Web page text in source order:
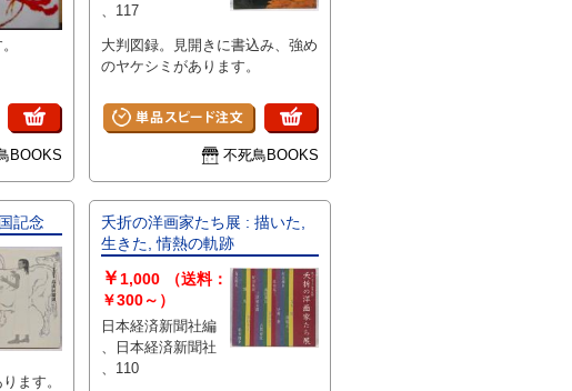
BOOKS
、117
大判図録。見開きに書込み、強め
のヤケシミがあります。
不死鳥BOOKS
記念
ます。
夭折の洋画家たち展 : 描いた,
生きた, 情熱の軌跡
￥ 1,000
（送料：
￥300～）
日本経済新聞社編
、日本経済新聞社
、110